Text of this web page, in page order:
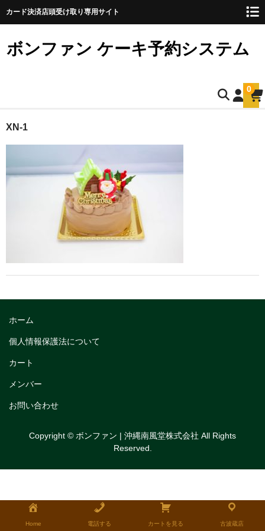
カード決済店頭受け取り専用サイト
ボンファン ケーキ予約システム
0
ホーム
ショートケーキ
ショートケーキ12cm(5名様用)
ショートケーキ15cm(8名様用)
トリフルガナッシュ
トリフルガナッシュケーキ12cm
トリフルガナッシュケーキ15cm
生チョコケーキ18cm
タルトレット
全国発送可能ギフト商品
XN-1
ホーム
個人情報保護法について
カート
メンバー
お問い合わせ
Copyright © ボンファン | 沖縄南風堂株式会社 All Rights
Reserved.
Home 電話する カートを見る 古波蔵店